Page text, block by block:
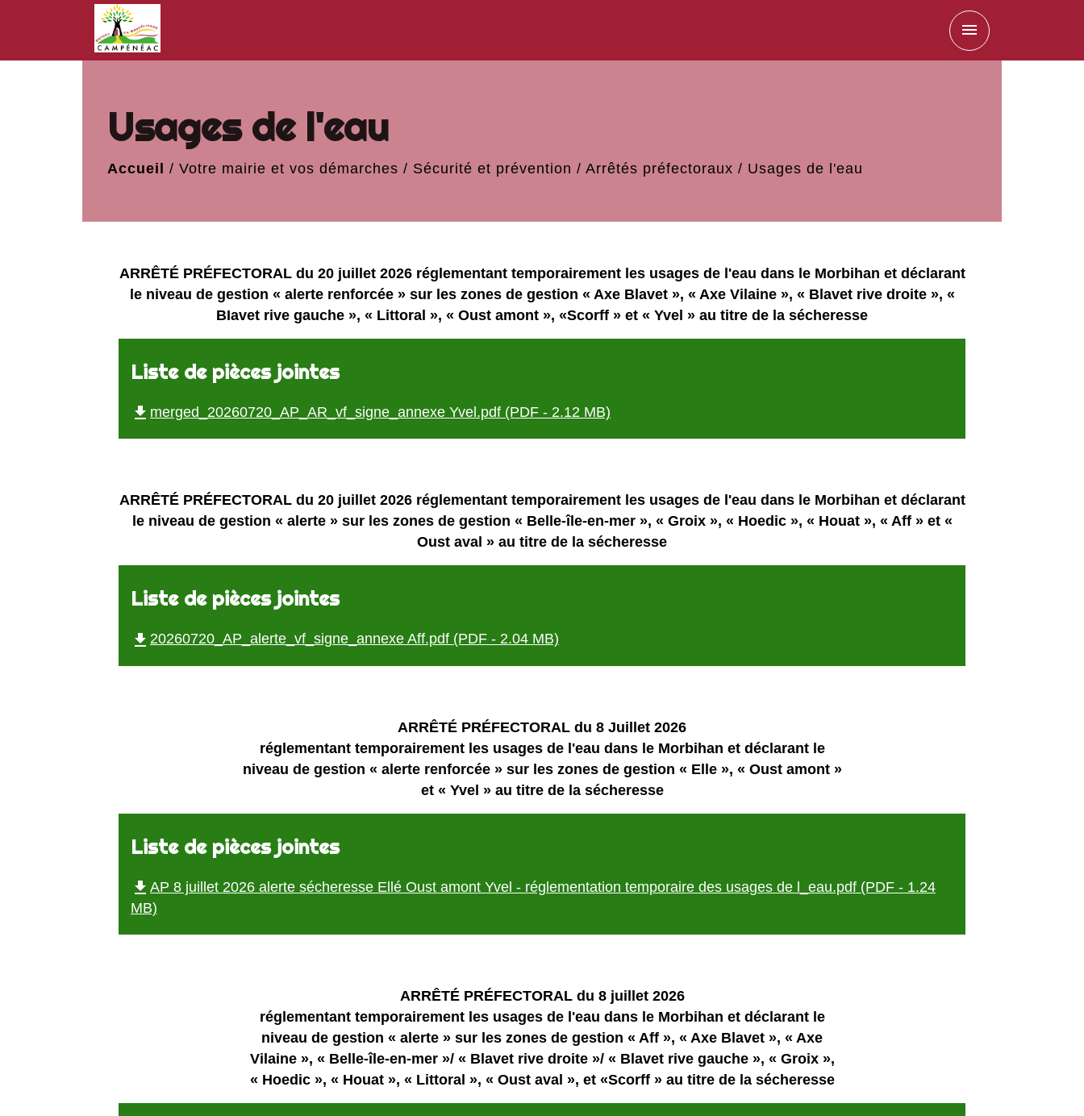
menu
Usages de l'eau
Accueil / Votre mairie et vos démarches / Sécurité et prévention / Arrêtés préfectoraux / Usages de l'eau
ARRÊTÉ PRÉFECTORAL du 20 juillet 2026 réglementant temporairement les usages de l'eau dans le Morbihan et déclarant
le niveau de gestion « alerte renforcée » sur les zones de gestion « Axe Blavet », « Axe Vilaine », « Blavet rive droite », «
BIavet rive gauche », « Littoral », « Oust amont », «Scorff » et « Yvel » au titre de la sécheresse
Liste de pièces jointes
file_download merged_20260720_AP_AR_vf_signe_annexe Yvel.pdf (PDF - 2.12 MB)
ARRÊTÉ PRÉFECTORAL du 20 juillet 2026 réglementant temporairement les usages de l'eau dans le Morbihan et déclarant
le niveau de gestion « alerte » sur les zones de gestion « Belle-île-en-mer », « Groix », « Hoedic », « Houat », « Aff » et «
Oust aval » au titre de la sécheresse
Liste de pièces jointes
file_download 20260720_AP_alerte_vf_signe_annexe Aff.pdf (PDF - 2.04 MB)
ARRÊTÉ PRÉFECTORAL du 8 Juillet 2026
réglementant temporairement les usages de l'eau dans le Morbihan et déclarant le
niveau de gestion « alerte renforcée » sur les zones de gestion « Elle », « Oust amont »
et « Yvel » au titre de la sécheresse
Liste de pièces jointes
file_download AP 8 juillet 2026 alerte sécheresse Ellé Oust amont Yvel - réglementation temporaire des usages de l_eau.pdf (PDF - 1.24
MB)
ARRÊTÉ PRÉFECTORAL du 8 juillet 2026
réglementant temporairement les usages de l'eau dans le Morbihan et déclarant le
niveau de gestion « alerte » sur les zones de gestion « Aff », « Axe Blavet », « Axe
Vilaine », « Belle-île-en-mer »/ « Blavet rive droite »/ « Blavet rive gauche », « Groix »,
« Hoedic », « Houat », « Littoral », « Oust aval », et «Scorff » au titre de la sécheresse